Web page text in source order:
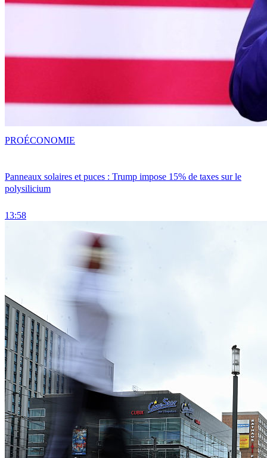
Panneaux solaires et puces : Trump impose 15% de taxes sur le
polysilicium
13:58
PROÉCONOMIE